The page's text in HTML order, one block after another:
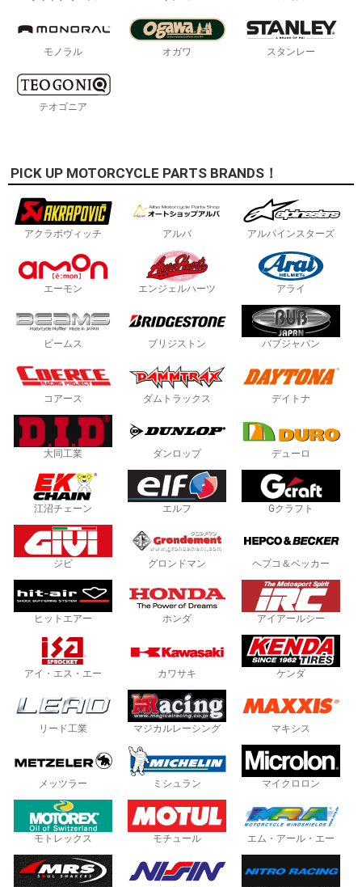
モノラル オガワ スタンレー
テオゴニア
PICK UP MOTORCYCLE PARTS BRANDS！
アクラポヴィッチ アルバ アルパインスターズ
エーモン エンジェルハーツ アライ
ビームス ブリジストン バブジャパン
コアース ダムトラックス デイトナ
大同工業 ダンロップ デューロ
江沼チェーン エルフ Gクラフト
ジビ グロンドマン ヘプコ＆ベッカー
ヒットエアー ホンダ アイアールシー
アイ・エス・エー カワサキ ケンダ
リード工業 マジカルレーシング マキシス
メッツラー ミシュラン マイクロロン
モトレックス モチュール エム・アール・エー